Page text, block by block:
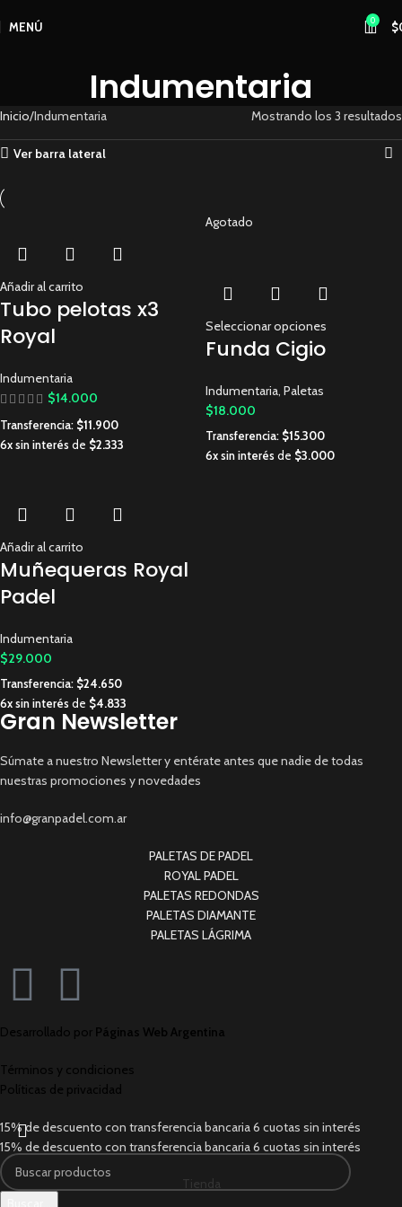
MENÚ 0 $
Indumentaria
Inicio Indumentaria Mostrando los 3 resultados
Ver barra lateral
Añadir al carrito
Tubo pelotas x3
Royal
Indumentaria
$14.000
Transferencia: $11.900
6x sin interés de $2.333
Agotado
Seleccionar opciones
Funda Cigio
Indumentaria, Paletas
$18.000
Transferencia: $15.300
6x sin interés de $3.000
Añadir al carrito
Muñequeras Royal
Padel
Indumentaria
$29.000
Transferencia: $24.650
6x sin interés de $4.833
Gran Newsletter
Súmate a nuestro Newsletter y entérate antes que nadie de todas
nuestras promociones y novedades
info@granpadel.com.ar
PALETAS DE PADEL
ROYAL PADEL
PALETAS REDONDAS
PALETAS DIAMANTE
PALETAS LÁGRIMA
Desarrollado por Páginas Web Argentina
Términos y condiciones
Políticas de privacidad
15% de descuento con transferencia bancaria6 cuotas sin interés
15% de descuento con transferencia bancaria6 cuotas sin interés
Tienda